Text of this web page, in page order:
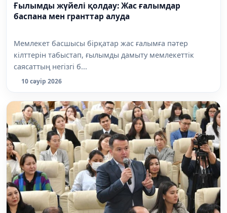
Ғылымды жүйелі қолдау: Жас ғалымдар
баспана мен гранттар алуда
Мемлекет басшысы бірқатар жас ғалымға пәтер
кілттерін табыстап, ғылымды дамыту мемлекеттік
саясаттың негізгі б...
10 сәуір 2026